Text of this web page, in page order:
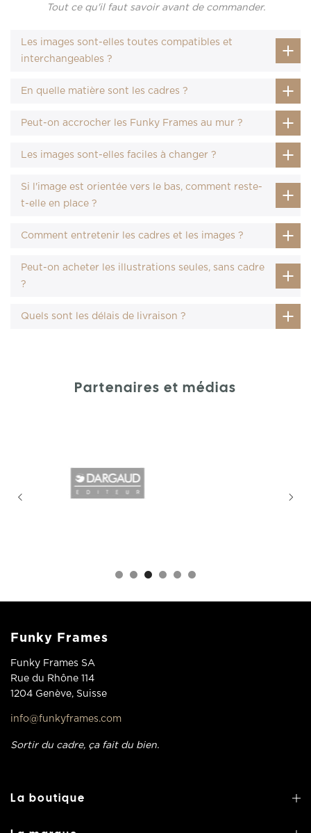
Tout ce qu'il faut savoir avant de commander.
Les images sont-elles toutes compatibles et
interchangeables ?
En quelle matière sont les cadres ?
Peut-on accrocher les Funky Frames au mur ?
Les images sont-elles faciles à changer ?
Si l'image est orientée vers le bas, comment reste-
t-elle en place ?
Comment entretenir les cadres et les images ?
Peut-on acheter les illustrations seules, sans cadre
?
Quels sont les délais de livraison ?
Partenaires et médias
Funky Frames
Funky Frames SA
Rue du Rhône 114
1204 Genève, Suisse
info@funkyframes.com
Sortir du cadre, ça fait du bien.
La boutique